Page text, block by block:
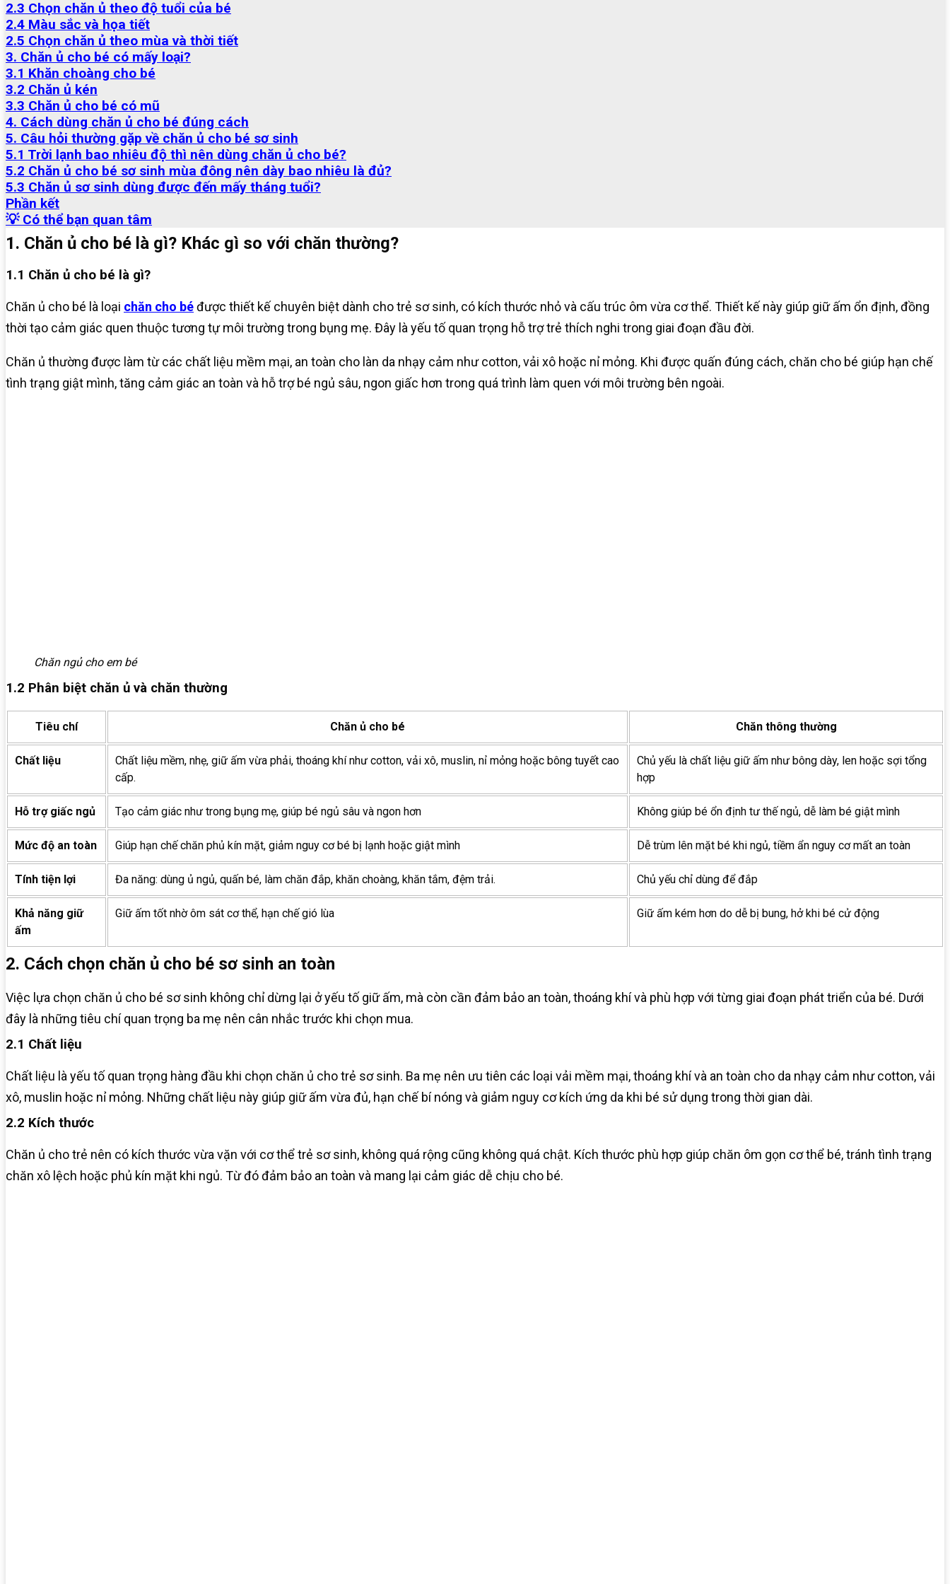
2.3 Chọn chăn ủ theo độ tuổi của bé
2.4 Màu sắc và họa tiết
2.5 Chọn chăn ủ theo mùa và thời tiết
3. Chăn ủ cho bé có mấy loại?
3.1 Khăn choàng cho bé
3.2 Chăn ủ kén
3.3 Chăn ủ cho bé có mũ
4. Cách dùng chăn ủ cho bé đúng cách
5. Câu hỏi thường gặp về chăn ủ cho bé sơ sinh
5.1 Trời lạnh bao nhiêu độ thì nên dùng chăn ủ cho bé?
5.2 Chăn ủ cho bé sơ sinh mùa đông nên dày bao nhiêu là đủ?
5.3 Chăn ủ sơ sinh dùng được đến mấy tháng tuổi?
Phần kết
💡 Có thể bạn quan tâm
1. Chăn ủ cho bé là gì? Khác gì so với chăn thường?
1.1 Chăn ủ cho bé là gì?
Chăn ủ cho bé là loại chăn cho béđược thiết kế chuyên biệt dành cho trẻ sơ sinh, có kích thước nhỏ và cấu trúc ôm vừa cơ thể. Thiết kế này giúp giữ ấm ổn định, đồng
thời tạo cảm giác quen thuộc tương tự môi trường trong bụng mẹ. Đây là yếu tố quan trọng hỗ trợ trẻ thích nghi trong giai đoạn đầu đời.
Chăn ủ thường được làm từ các chất liệu mềm mại, an toàn cho làn da nhạy cảm như cotton, vải xô hoặc nỉ mỏng. Khi được quấn đúng cách, chăn cho bé giúp hạn chế
tình trạng giật mình, tăng cảm giác an toàn và hỗ trợ bé ngủ sâu, ngon giấc hơn trong quá trình làm quen với môi trường bên ngoài.
Chăn ngủ cho em bé
1.2 Phân biệt chăn ủ và chăn thường
Tiêu chí Chăn ủ cho bé Chăn thông thường
Chất liệu
Chất liệu mềm, nhẹ, giữ ấm vừa phải, thoáng khí như cotton, vải xô, muslin, nỉ mỏng hoặc bông tuyết cao
cấp.
Chủ yếu là chất liệu giữ ấm như bông dày, len hoặc sợi tổng
hợp
Hỗ trợ giấc ngủ Tạo cảm giác như trong bụng mẹ, giúp bé ngủ sâu và ngon hơn Không giúp bé ổn định tư thế ngủ, dễ làm bé giật mình
Mức độ an toàn Giúp hạn chế chăn phủ kín mặt, giảm nguy cơ bé bị lạnh hoặc giật mình Dễ trùm lên mặt bé khi ngủ, tiềm ẩn nguy cơ mất an toàn
Tính tiện lợi Đa năng: dùng ủ ngủ, quấn bé, làm chăn đắp, khăn choàng, khăn tắm, đệm trải. Chủ yếu chỉ dùng để đắp
Khả năng giữ
ấm
Giữ ấm tốt nhờ ôm sát cơ thể, hạn chế gió lùa Giữ ấm kém hơn do dễ bị bung, hở khi bé cử động
2. Cách chọn chăn ủ cho bé sơ sinh an toàn
Việc lựa chọn chăn ủ cho bé sơ sinh không chỉ dừng lại ở yếu tố giữ ấm, mà còn cần đảm bảo an toàn, thoáng khí và phù hợp với từng giai đoạn phát triển của bé. Dưới
đây là những tiêu chí quan trọng ba mẹ nên cân nhắc trước khi chọn mua.
2.1 Chất liệu
Chất liệu là yếu tố quan trọng hàng đầu khi chọn chăn ủ cho trẻ sơ sinh. Ba mẹ nên ưu tiên các loại vải mềm mại, thoáng khí và an toàn cho da nhạy cảm như cotton, vải
xô, muslin hoặc nỉ mỏng. Những chất liệu này giúp giữ ấm vừa đủ, hạn chế bí nóng và giảm nguy cơ kích ứng da khi bé sử dụng trong thời gian dài.
2.2 Kích thước
Chăn ủ cho trẻ nên có kích thước vừa vặn với cơ thể trẻ sơ sinh, không quá rộng cũng không quá chật. Kích thước phù hợp giúp chăn ôm gọn cơ thể bé, tránh tình trạng
chăn xô lệch hoặc phủ kín mặt khi ngủ. Từ đó đảm bảo an toàn và mang lại cảm giác dễ chịu cho bé.